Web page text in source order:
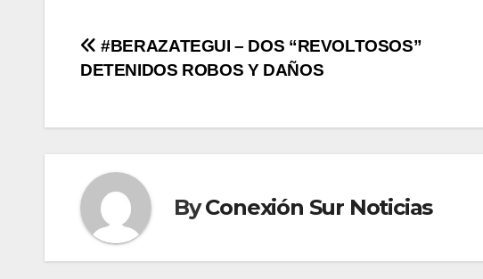
Post
#BERAZATEGUI – DOS “REVOLTOSOS”
DETENIDOS ROBOS Y DAÑOS
ByConexión Sur Noticias